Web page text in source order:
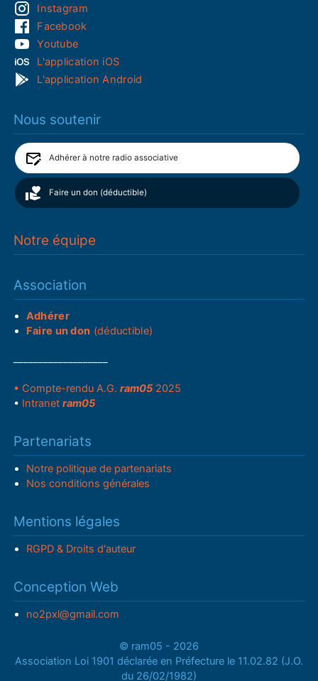
Instagram
Facebook
Youtube
L'application iOS
L'application Android
Nous soutenir
Adhérer à notre radio associative
Faire un don (déductible)
Notre équipe
Association
Adhérer
Faire un don (déductible)
• Compte-rendu A.G.ram05 2025
• Intranetram05
Partenariats
Notre politique de partenariats
Nos conditions générales
Mentions légales
RGPD & Droits d'auteur
Conception Web
no2pxl@gmail.com
© ram05 - 2026
Association Loi 1901 déclarée en Préfecture le 11.02.82 (J.O.
du 26/02/1982)